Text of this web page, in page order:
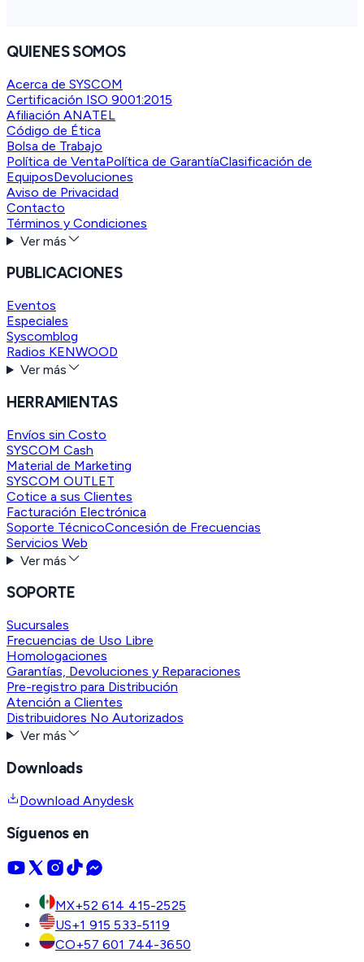
QUIENES SOMOS
Acerca de SYSCOM
Certificación ISO 9001:2015
Afiliación ANATEL
Código de Ética
Bolsa de Trabajo
Política de VentaPolítica de GarantíaClasificación de
EquiposDevoluciones
Aviso de Privacidad
Contacto
Términos y Condiciones
Ver más
PUBLICACIONES
Eventos
Especiales
Syscomblog
Radios KENWOOD
Ver más
HERRAMIENTAS
Envíos sin Costo
SYSCOM Cash
Material de Marketing
SYSCOM OUTLET
Cotice a sus Clientes
Facturación Electrónica
Soporte TécnicoConcesión de Frecuencias
Servicios Web
Ver más
SOPORTE
Sucursales
Frecuencias de Uso Libre
Homologaciones
Garantías, Devoluciones y Reparaciones
Pre-registro para Distribución
Atención a Clientes
Distribuidores No Autorizados
Ver más
Downloads
Download Anydesk
Síguenos en
MX+52 614 415-2525
US+1 915 533-5119
CO+57 601 744-3650